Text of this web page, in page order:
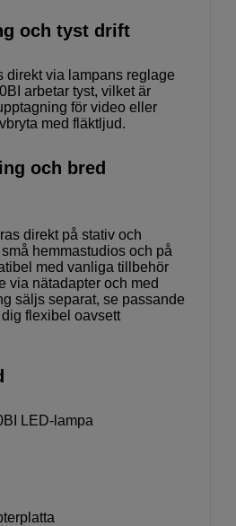
och tyst drift
direkt via lampans reglage
arbetar tyst, vilket är
för video eller
med fläktljud.
och bred
direkt på stativ och
hemmastudios och på
med vanliga tillbehör
via nätadapter och med
säljs separat, se passande
flexibel oavsett
LED-lampa